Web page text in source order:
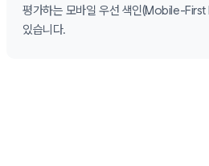
평가하는 모바일 우선 색인(Mobile-
있습니다.